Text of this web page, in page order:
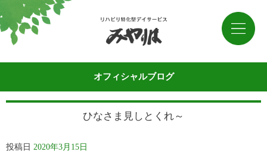
オフィシャルブログ
ひなさま見しとくれ～
投稿日 2020年3月15日